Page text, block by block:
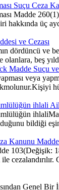
Suçu Ceza
Madde
hakkında üç
ve Cezası
dördüncü ve
olanlara, beş
Madde Suçu ve
veya
ihlali
bildiği
Kanunu
103(Değişik:
ile
Genel